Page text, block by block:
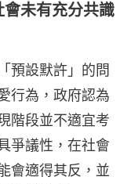
未有充分共識
預設默許」的問
行為，政府認為
階段並不適宜考
爭議性，在社會
會適得其反，並